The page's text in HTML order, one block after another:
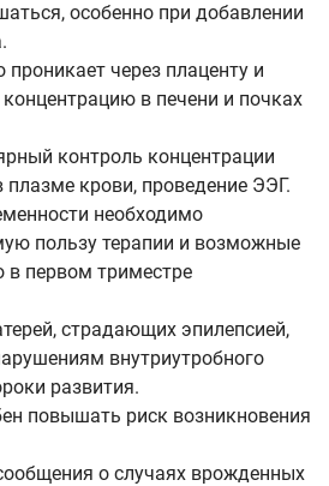
особенно при добавлении
через плаценту и
в печени и почках
контроль концентрации
плазме крови, проведение ЭЭГ.
необходимо
пользу терапии и возможные
в первом триместре
страдающих эпилепсией,
внутриутробного
развития.
повышать риск возникновения
о случаях врожденных